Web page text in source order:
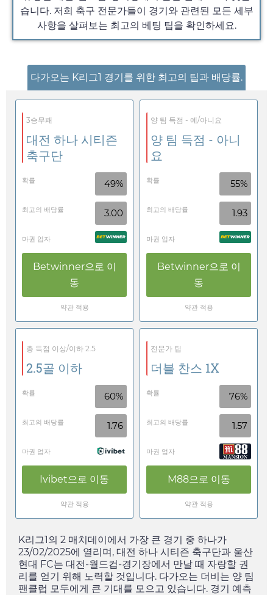
습니다. 저희 축구 전문가들이 경기와 관련된 모든 세부
사항을 살펴보는 최고의 베팅 팁을 확인하세요.
다가오는 K리그1 경기를 위한 최고의 팁과 배당률.
3승무패
대전 하나 시티즌
축구단
확률 49%
최고의 배당률 3.00
마권 업자
Betwinner으로 이
동
약관 적용
양 팀 득점 - 예/아니요
양 팀 득점 - 아니
요
확률 55%
최고의 배당률 1.93
마권 업자
Betwinner으로 이
동
약관 적용
총 득점 이상/이하 2.5
2.5골 이하
확률 60%
최고의 배당률 1.76
마권 업자
Ivibet으로 이동
약관 적용
전문가 팁
더블 찬스 1X
확률 76%
최고의 배당률 1.57
마권 업자
M88으로 이동
약관 적용
K리그1의 2 매치데이에서 가장 큰 경기 중 하나가
23/02/2025에 열리며, 대전 하나 시티즌 축구단과 울산
현대 FC는 대전-월드컵-경기장에서 만날 때 자랑할 권
리를 얻기 위해 노력할 것입니다. 다가오는 더비는 양 팀
팬클럽 모두에게 큰 기대를 모으고 있습니다. 경기 예측